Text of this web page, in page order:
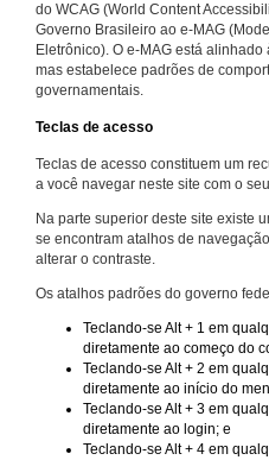
do WCAG (World Content
Governo Brasileiro ao e-MAG
Eletrônico). O e-MAG está
mas estabelece padrões de
governamentais.
Teclas de acesso
Teclas de acesso constituem um
a você navegar neste site com o
Na parte superior deste site existe
se encontram atalhos de
alterar o contraste.
Os atalhos padrões do governo
Teclando-se Alt + 1 em
diretamente ao começo do
Teclando-se Alt + 2 em
diretamente ao início do
Teclando-se Alt + 3 em
diretamente ao login; e
Teclando-se Alt + 4 em